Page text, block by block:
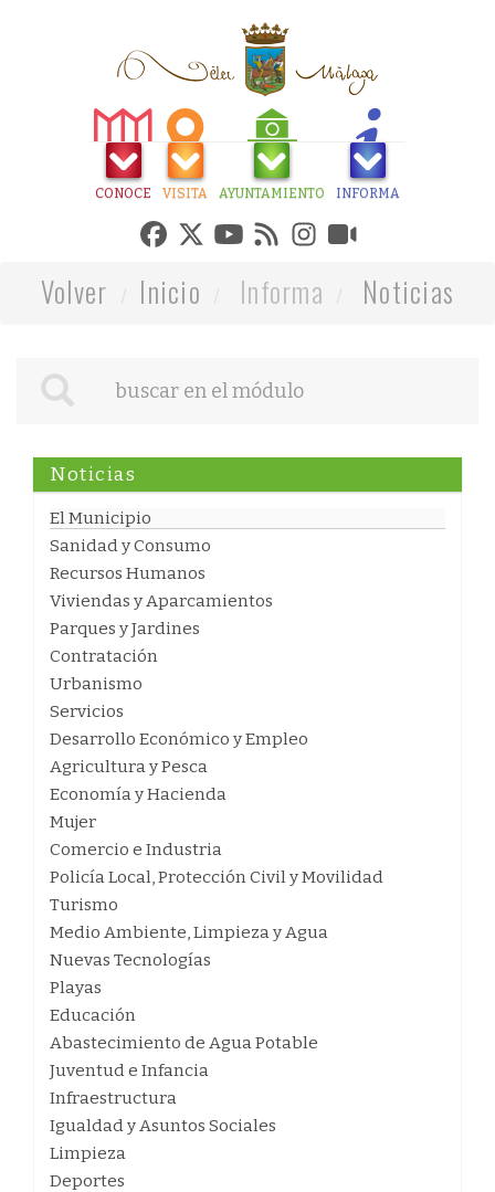
CONOCE VISITA AYUNTAMIENTO INFORMA
Volver Inicio Informa Noticias
Noticias
El Municipio
Sanidad y Consumo
Recursos Humanos
Viviendas y Aparcamientos
Parques y Jardines
Contratación
Urbanismo
Servicios
Desarrollo Económico y Empleo
Agricultura y Pesca
Economía y Hacienda
Mujer
Comercio e Industria
Policía Local, Protección Civil y Movilidad
Turismo
Medio Ambiente, Limpieza y Agua
Nuevas Tecnologías
Playas
Educación
Abastecimiento de Agua Potable
Juventud e Infancia
Infraestructura
Igualdad y Asuntos Sociales
Limpieza
Deportes